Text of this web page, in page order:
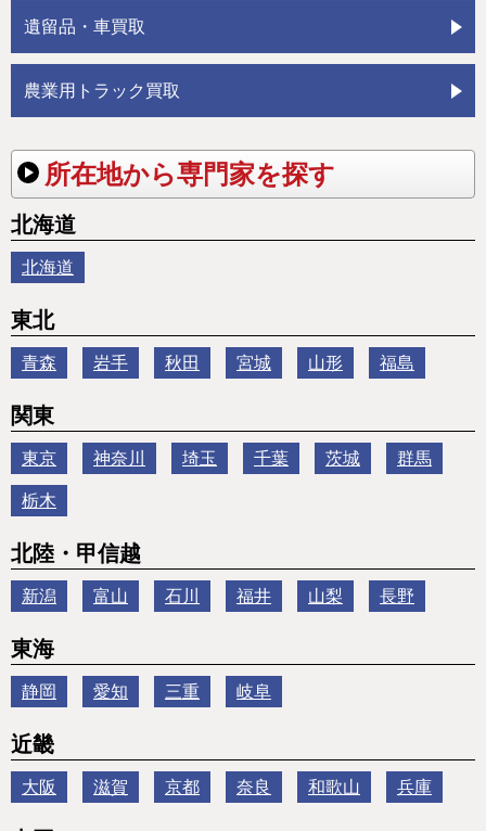
遺留品・車買取
農業用トラック買取
所在地から専門家を探す
北海道
北海道
東北
青森 岩手 秋田 宮城 山形 福島
関東
東京 神奈川 埼玉 千葉 茨城 群馬
栃木
北陸・甲信越
新潟 富山 石川 福井 山梨 長野
東海
静岡 愛知 三重 岐阜
近畿
大阪 滋賀 京都 奈良 和歌山 兵庫